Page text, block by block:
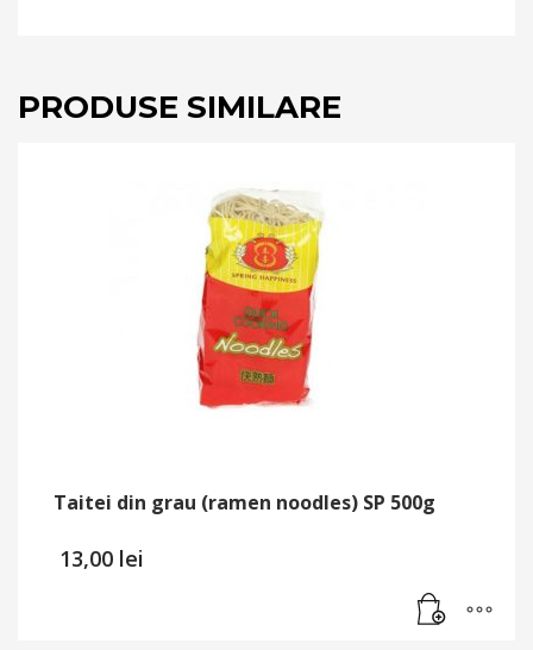
PRODUSE SIMILARE
Taitei din grau (ramen noodles) SP 500g
13,00 lei